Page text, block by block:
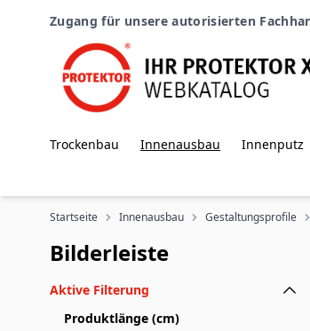
Zugang für unsere autorisierten
Trockenbau Innenausbau Innenputz
Startseite Innenausbau Gestaltungsprofile
Bilderleiste
Aktive Filterung
Produktlänge (cm)